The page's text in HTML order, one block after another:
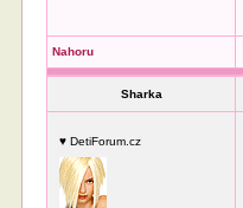
Nahoru
Sharka
♥ DetiForum.cz